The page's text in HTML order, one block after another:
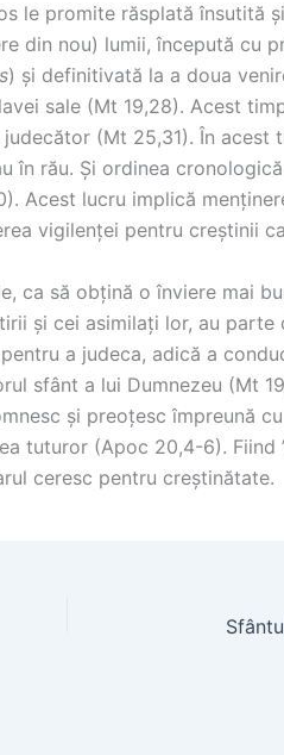
le promite răsplată însutită
din nou) lumii, începută cu
) și definitivată la a doua
sale (Mt 19,28). Acest
(Mt 25,31). În acest
în rău. Și ordinea
Acest lucru implică
vigilenței pentru creștinii
ca să obțină o înviere mai
și cei asimilați lor, au parte
a judeca, adică a
sfânt a lui Dumnezeu (Mt
și preoțesc împreună
tuturor (Apoc 20,4-6). Fiind
ceresc pentru creștinătate.